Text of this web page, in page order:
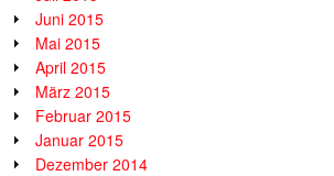
Juni 2015
Mai 2015
April 2015
März 2015
Februar 2015
Januar 2015
Dezember 2014